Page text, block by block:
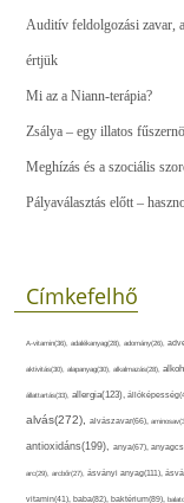
Auditív feldolgozási zavar,
értjük
Mi az a Niann-terápia?
Zsálya – egy illatos
Meghízás és a szociális
Pályaválasztás előtt –
Címkefelhő
A-vitamin(36), adalékanyag(28), adomány(26),
aktivitás(30), alapanyag(30), alkalmazás(28),
állattartás(33), allergia(123),
alvás(272), alvászavar(66),
antioxidáns(199), anya(67),
arc(29), arcbőr(27), ásványi anyag(111),
vitamin(41), baba(82), baktérium(89),